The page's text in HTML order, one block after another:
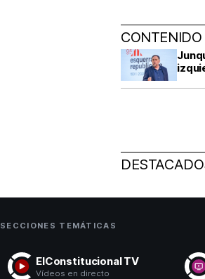
SECCIONES TEMÁTICAS
ElConstitucional TV
Vídeos en directo